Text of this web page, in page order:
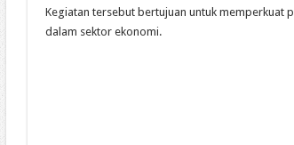
Kegiatan tersebut bertujuan untuk memperkuat
dalam sektor ekonomi.